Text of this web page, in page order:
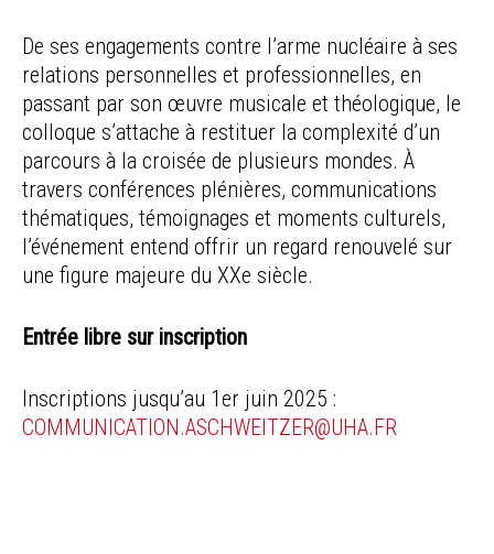
De ses engagements contre l’arme nucléaire à ses
relations personnelles et professionnelles, en
passant par son œuvre musicale et théologique, le
colloque s’attache à restituer la complexité d’un
parcours à la croisée de plusieurs mondes. À
travers conférences plénières, communications
thématiques, témoignages et moments culturels,
l’événement entend offrir un regard renouvelé sur
une figure majeure du XXe siècle.
Entrée libre sur inscription
Inscriptions jusqu’au 1er juin 2025 :
COMMUNICATION.ASCHWEITZER@UHA.FR